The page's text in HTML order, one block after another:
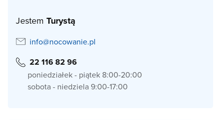
Jestem Turystą
info@nocowanie.pl
22 116 82 96
poniedziałek - piątek 8:00-20:00
sobota - niedziela 9:00-17:00